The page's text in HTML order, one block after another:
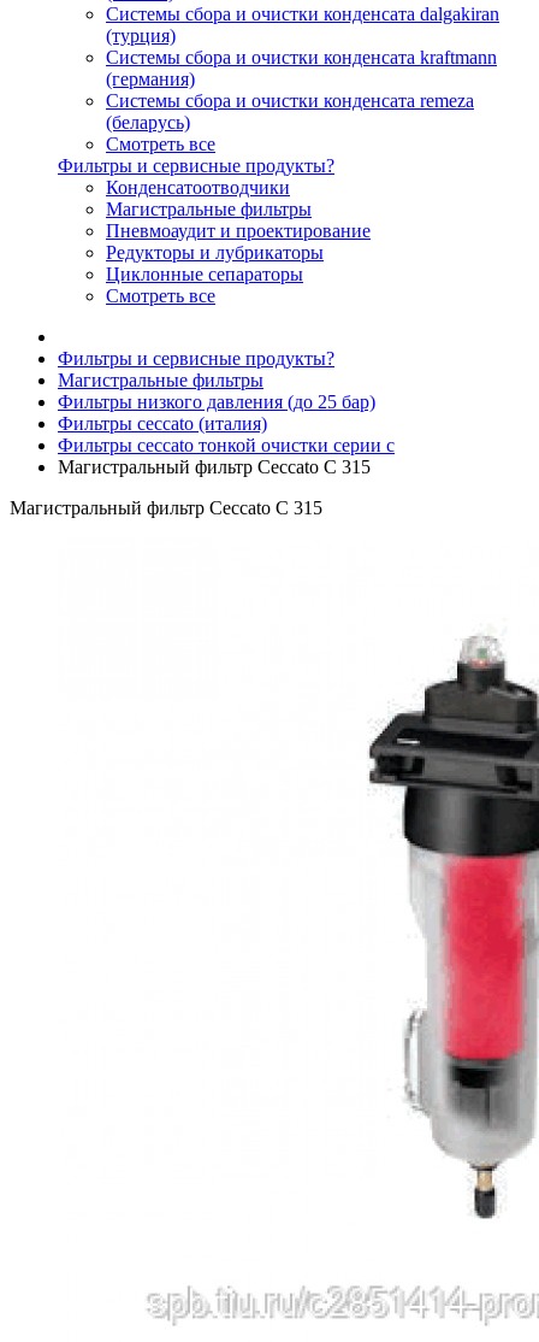
Системы сбора и очистки конденсата dalgakiran
(турция)
Системы сбора и очистки конденсата kraftmann
(германия)
Системы сбора и очистки конденсата remeza
(беларусь)
Смотреть все
Фильтры и сервисные продукты?
Конденсатоотводчики
Магистральные фильтры
Пневмоаудит и проектирование
Редукторы и лубрикаторы
Циклонные сепараторы
Смотреть все
Фильтры и сервисные продукты?
Магистральные фильтры
Фильтры низкого давления (до 25 бар)
Фильтры ceccato (италия)
Фильтры ceccato тонкой очистки серии c
Магистральный фильтр Ceccato C 315
Магистральный фильтр Ceccato C 315